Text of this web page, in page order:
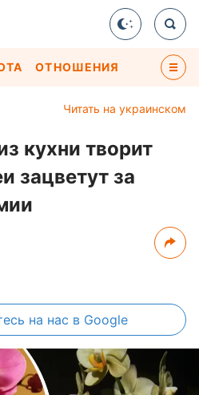
ОТНОШЕНИЯ
Читать на украинском
кухни творит
зацветут за
на нас в Google